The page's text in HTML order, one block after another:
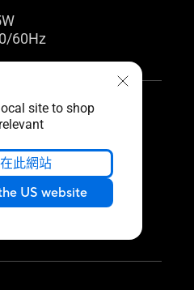
site to shop
此網站
US website
60Hz
~ -5°)
：有